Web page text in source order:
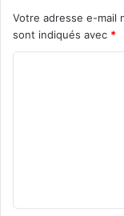
Votre adresse e-mail
sont indiqués avec *
t